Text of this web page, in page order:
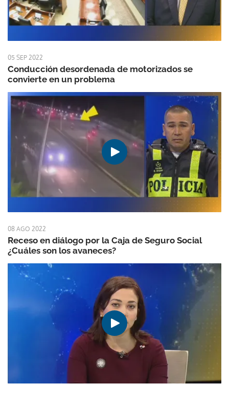
05 SEP 2022
Conducción desordenada de motorizados se
convierte en un problema
08 AGO 2022
Receso en diálogo por la Caja de Seguro Social
¿Cuáles son los avaneces?